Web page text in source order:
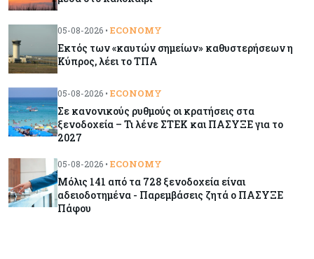
Χορηγία €10.000 για υποτροφίες σε φοιτητές του
Κύπρος
του αεροδρομίου Λάρνακας
Εμπορεύματα
από τον Ιανουάριο – Μια ανάσα από τα $4.300
Κύπρος
05-08-2026 • ECONOMY
Εκτός των «καυτών σημείων» καθυστερήσεων η
Κύπρος, λέει το ΤΠΑ
05-08-2026 • ECONOMY
Σε κανονικούς ρυθμούς οι κρατήσεις στα
ξενοδοχεία – Τι λένε ΣΤΕΚ και ΠΑΣΥΞΕ για το
2027
05-08-2026 • ECONOMY
Μόλις 141 από τα 728 ξενοδοχεία είναι
αδειοδοτημένα - Παρεμβάσεις ζητά ο ΠΑΣΥΞΕ
Πάφου